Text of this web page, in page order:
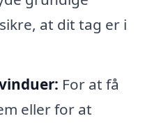
at dit tag er i
For at få
eller for at